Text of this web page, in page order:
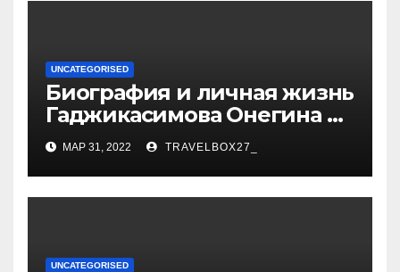
UNCATEGORISED
Биография и личная жизнь
Гаджикасимова Онегина —
информация о жене и
детях
МАР 31, 2022 TRAVELBOX27_
UNCATEGORISED